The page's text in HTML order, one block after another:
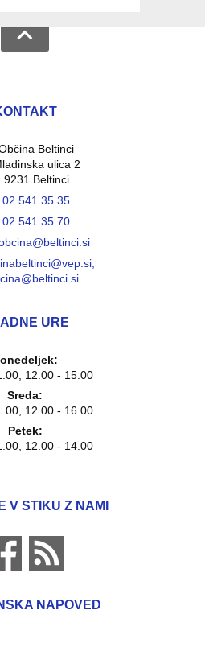
Beltinci
ulica 2
9231 Beltinci
02 541 35 35
02 541 35 70
URE
12.00 - 15.00
Sreda:
12.00 - 16.00
Petek:
12.00 - 14.00
V STIKU Z NAMI
NAPOVED